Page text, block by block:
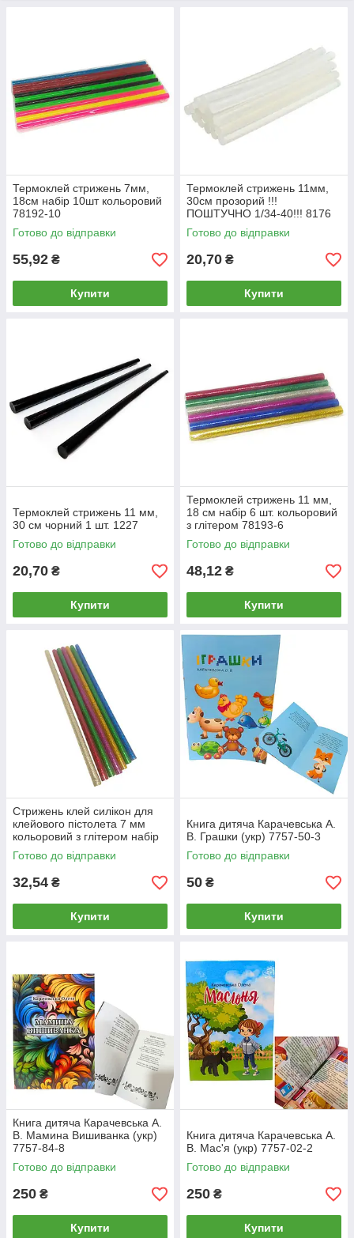
Термоклей стрижень 7мм,
18см набір 10шт кольоровий
78192-10
Готово до відправки
55,92 ₴
Купити
Термоклей стрижень 11мм,
30см прозорий !!!
ПОШТУЧНО 1/34-40!!! 8176
(0,7кг1/23-26шт)
Готово до відправки
20,70 ₴
Купити
Термоклей стрижень 11 мм,
30 см чорний 1 шт. 1227
Готово до відправки
20,70 ₴
Купити
Термоклей стрижень 11 мм,
18 см набір 6 шт. кольоровий
з глітером 78193-6
Готово до відправки
48,12 ₴
Купити
Стрижень клей силікон для
клейового пістолета 7 мм
кольоровий з глітером набір
7 шт. довжина 18 см 0251-
MIX
Готово до відправки
32,54 ₴
Купити
Книга дитяча Карачевська А.
В. Грашки (укр) 7757-50-3
Готово до відправки
50 ₴
Купити
Книга дитяча Карачевська А.
В. Мамина Вишиванка (укр)
7757-84-8
Готово до відправки
250 ₴
Купити
Книга дитяча Карачевська А.
В. Мас'я (укр) 7757-02-2
Готово до відправки
250 ₴
Купити